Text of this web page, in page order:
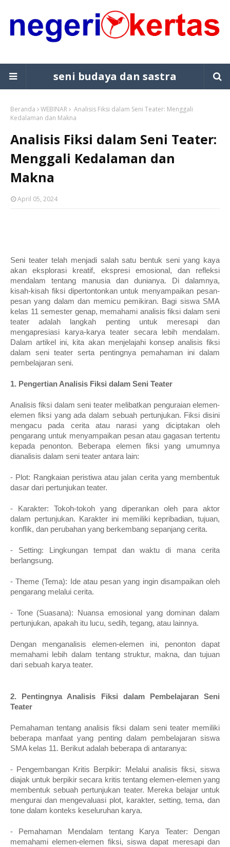
seni budaya dan sastra
Beranda WEBINAR
Analisis Fiksi dalam Seni Teater: Menggali
Kedalaman dan Makna
Analisis Fiksi dalam Seni Teater:
Menggali Kedalaman dan
Makna
April 05, 2024
Seni teater telah menjadi salah satu bentuk seni yang kaya
akan eksplorasi kreatif, ekspresi emosional, dan refleksi
mendalam tentang manusia dan dunianya. Di dalamnya,
kisah-kisah fiksi dipertontonkan untuk menyampaikan pesan-
pesan yang dalam dan memicu pemikiran. Bagi siswa SMA
kelas 11 semester genap, memahami analisis fiksi dalam seni
teater adalah langkah penting untuk meresapi dan
mengapresiasi karya-karya teater secara lebih mendalam.
Dalam artikel ini, kita akan menjelajahi konsep analisis fiksi
dalam seni teater serta pentingnya pemahaman ini dalam
pembelajaran seni.
1. Pengertian Analisis Fiksi dalam Seni Teater
Analisis fiksi dalam seni teater melibatkan penguraian elemen-
elemen fiksi yang ada dalam sebuah pertunjukan. Fiksi disini
mengacu pada cerita atau narasi yang diciptakan oleh
pengarang untuk menyampaikan pesan atau gagasan tertentu
kepada penonton. Beberapa elemen fiksi yang umumnya
dianalisis dalam seni teater antara lain:
- Plot: Rangkaian peristiwa atau jalan cerita yang membentuk
dasar dari pertunjukan teater.
- Karakter: Tokoh-tokoh yang diperankan oleh para aktor
dalam pertunjukan. Karakter ini memiliki kepribadian, tujuan,
konflik, dan perubahan yang berkembang sepanjang cerita.
- Setting: Lingkungan tempat dan waktu di mana cerita
berlangsung.
- Theme (Tema): Ide atau pesan yang ingin disampaikan oleh
pengarang melalui cerita.
- Tone (Suasana): Nuansa emosional yang dominan dalam
pertunjukan, apakah itu lucu, sedih, tegang, atau lainnya.
Dengan menganalisis elemen-elemen ini, penonton dapat
memahami lebih dalam tentang struktur, makna, dan tujuan
dari sebuah karya teater.
2. Pentingnya Analisis Fiksi dalam Pembelajaran Seni
Teater
Pemahaman tentang analisis fiksi dalam seni teater memiliki
beberapa manfaat yang penting dalam pembelajaran siswa
SMA kelas 11. Berikut adalah beberapa di antaranya:
- Pengembangan Kritis Berpikir: Melalui analisis fiksi, siswa
diajak untuk berpikir secara kritis tentang elemen-elemen yang
membentuk sebuah pertunjukan teater. Mereka belajar untuk
mengurai dan mengevaluasi plot, karakter, setting, tema, dan
tone dalam konteks keseluruhan karya.
- Pemahaman Mendalam tentang Karya Teater: Dengan
memahami elemen-elemen fiksi, siswa dapat meresapi dan